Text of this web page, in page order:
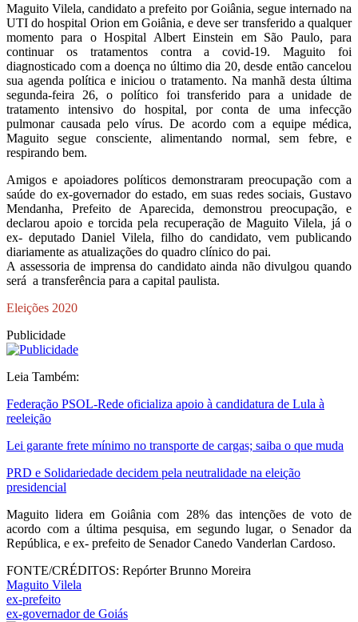
Maguito Vilela, candidato a prefeito por Goiânia, segue internado na
UTI do hospital Orion em Goiânia, e deve ser transferido a qualquer
momento para o Hospital Albert Einstein em São Paulo, para
continuar os tratamentos contra a covid-19. Maguito foi
diagnosticado com a doença no último dia 20, desde então cancelou
sua agenda política e iniciou o tratamento. Na manhã desta última
segunda-feira 26, o político foi transferido para a unidade de
tratamento intensivo do hospital, por conta de uma infecção
pulmonar causada pelo vírus. De acordo com a equipe médica,
Maguito segue consciente, alimentando normal, sem febre, e
respirando bem.
Amigos e apoiadores políticos demonstraram preocupação com a
saúde do ex-governador do estado, em suas redes sociais, Gustavo
Mendanha, Prefeito de Aparecida, demonstrou preocupação, e
declarou apoio e torcida pela recuperação de Maguito Vilela, já o
ex- deputado Daniel Vilela, filho do candidato, vem publicando
diariamente as atualizações do quadro clínico do pai.
A assessoria de imprensa do candidato ainda não divulgou quando
será a transferência para a capital paulista.
Eleições 2020
Publicidade
Leia Também:
Federação PSOL-Rede oficializa apoio à candidatura de Lula à
reeleição
Lei garante frete mínimo no transporte de cargas; saiba o que muda
PRD e Solidariedade decidem pela neutralidade na eleição
presidencial
Maguito lidera em Goiânia com 28% das intenções de voto de
acordo com a última pesquisa, em segundo lugar, o Senador da
República, e ex- prefeito de Senador Canedo Vanderlan Cardoso.
FONTE/CRÉDITOS: Repórter Brunno Moreira
Maguito Vilela
ex-prefeito
ex-governador de Goiás